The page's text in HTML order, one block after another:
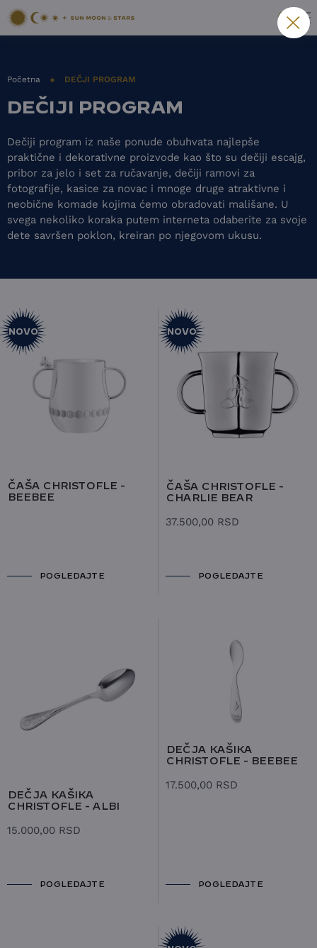
Početna DEČJI PROGRAM
DEČIJI PROGRAM
Dečiji program iz naše ponude obuhvata najlepše
praktične i dekorativne proizvode kao što su dečiji escajg,
pribor za jelo i set za ručavanje, dečiji ramovi za
fotografije, kasice za novac i mnoge druge atraktivne i
neobične komade kojima ćemo obradovati mališane. U
svega nekoliko koraka putem interneta odaberite za svoje
dete savršen poklon, kreiran po njegovom ukusu.
NOVO
ČAŠA CHRISTOFLE -
BEEBEE
POGLEDAJTE
NOVO
ČAŠA CHRISTOFLE -
CHARLIE BEAR
37.500,00 RSD
POGLEDAJTE
DEČJA KAŠIKA
CHRISTOFLE - ALBI
15.000,00 RSD
POGLEDAJTE
DEČJA KAŠIKA
CHRISTOFLE - BEEBEE
17.500,00 RSD
POGLEDAJTE